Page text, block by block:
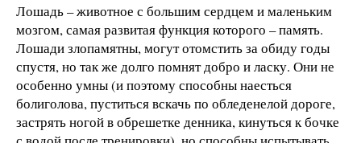
Лошадь – животное с большим сердцем и маленьким
мозгом, самая развитая функция которого – память.
Лошади злопамятны, могут отомстить за обиду годы
спустя, но так же долго помнят добро и ласку. Они не
особенно умны (и поэтому способны наесться
болиголова, пуститься вскачь по обледенелой дороге,
застрять ногой в обрешетке денника, кинуться к бочке